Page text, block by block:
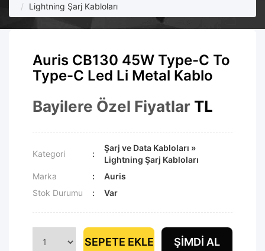
Lightning Şarj Kabloları
Auris CB130 45W Type-C To
Type-C Led Li Metal Kablo
Bayilere Özel Fiyatlar TL
Kategori
Şarj ve Data Kabloları »
Lightning Şarj Kabloları
Marka
Auris
Stok Durumu
Var
SEPETE EKLE ŞIMDI AL